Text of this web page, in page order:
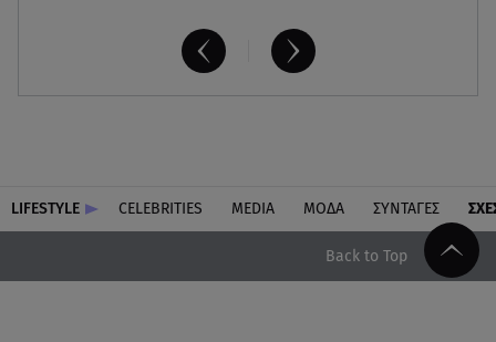
LIFESTYLE CELEBRITIES MEDIA ΜΟΔΑ ΣΥΝΤΑΓΕΣ
Back to Top